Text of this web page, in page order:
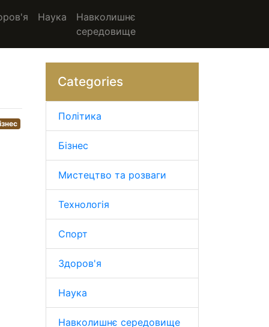
Наука
Навколишнє
середовище
Categories
Політика
Бізнес
Мистецтво та розваги
Технологія
Спорт
Здоров'я
Наука
Навколишнє середовище